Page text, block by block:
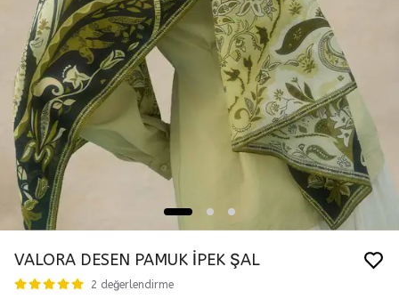
VALORA DESEN PAMUK İPEK ŞAL
2 değerlendirme